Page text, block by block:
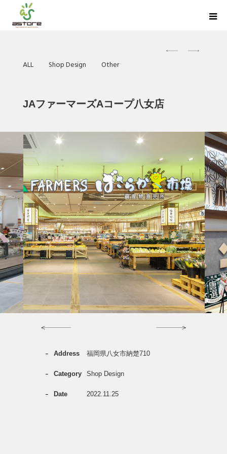
ALL Shop Design Other
JAファーマーズAコープ八女店
Previous Next
Address 福岡県八女市納楚710
Category Shop Design
Date 2022.11.25